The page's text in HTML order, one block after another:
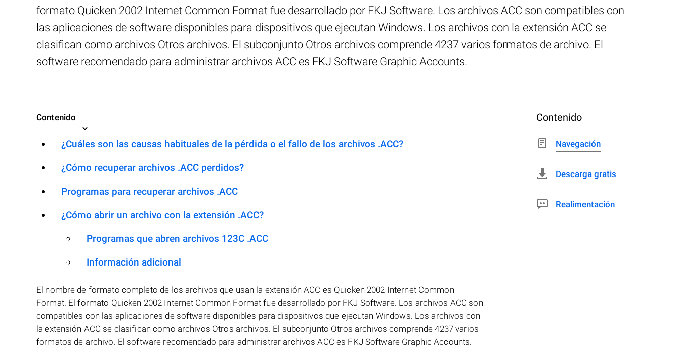
formato Quicken 2002 Internet Common Format fue desarrollado por FKJ Software. Los archivos ACC son compatibles con
las aplicaciones de software disponibles para dispositivos que ejecutan Windows. Los archivos con la extensión ACC se
clasifican como archivos Otros archivos. El subconjunto Otros archivos comprende 4237 varios formatos de archivo. El
software recomendado para administrar archivos ACC es FKJ Software Graphic Accounts.
Contenido
¿Cuáles son las causas habituales de la pérdida o el fallo de los archivos .ACC?
¿Cómo recuperar archivos .ACC perdidos?
Programas para recuperar archivos .ACC
¿Cómo abrir un archivo con la extensión .ACC?
Programas que abren archivos 123C .ACC
Información adicional
El nombre de formato completo de los archivos que usan la extensión ACC es Quicken 2002 Internet Common
Format. El formato Quicken 2002 Internet Common Format fue desarrollado por FKJ Software. Los archivos ACC son
compatibles con las aplicaciones de software disponibles para dispositivos que ejecutan Windows. Los archivos con
la extensión ACC se clasifican como archivos Otros archivos. El subconjunto Otros archivos comprende 4237 varios
formatos de archivo. El software recomendado para administrar archivos ACC es FKJ Software Graphic Accounts.
Contenido
Navegación
Descarga gratis
Realimentación